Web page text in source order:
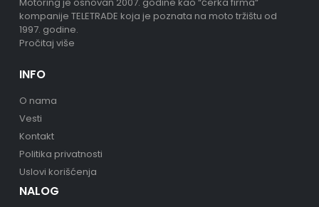
kompanije TELETRADE koja je poznata na moto tržištu od
1997. godine.
Pročitaj više
INFO
O nama
Vesti
Kontakt
Politika privatnosti
Uslovi korišćenja
NALOG